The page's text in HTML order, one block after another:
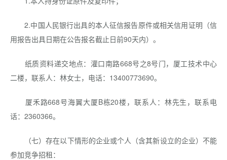
2.中国人民银行出具的本人征信报告原件或相关信用证明（信
用报告出具日期在公告报名截止日前90天内）。
纸质资料递交地点：灌口南路668号之8号门，厦工技术中心
二楼，联系人：林女士，电话：13400773690。
厦禾路668号海翼大厦B栋20楼，联系人：林先生，联系电
话：2360366。
（七）存在以下情形的企业或个人（含其新设立的企业）不能
参加竞争招租：